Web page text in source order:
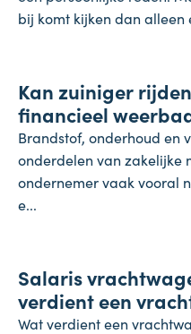
bij komt kijken dan alleen
28 juli 2026
Kan zuiniger
financieel
Brandstof, onderhoud en
onderdelen van zakelijke
ondernemer vaak vooral
e...
27 juli 2026
Salaris
verdient een
Wat verdient een